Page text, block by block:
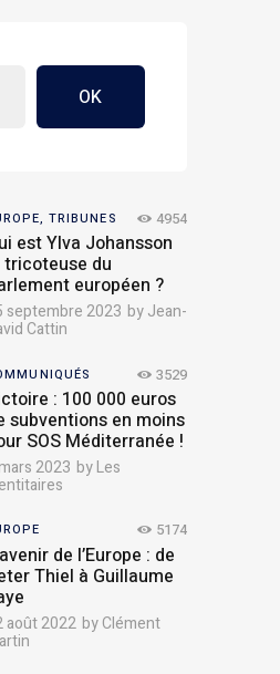
OK
TRIBUNES 4954
est Ylva Johansson
tricoteuse du
européen ?
septembre 2023 byJean-
Cattin
3529
: 100 000 euros
subventions en moins
SOS Méditerranée !
2023 byLes
5174
de l’Europe : de
Thiel à Guillaume
août 2022 byClément